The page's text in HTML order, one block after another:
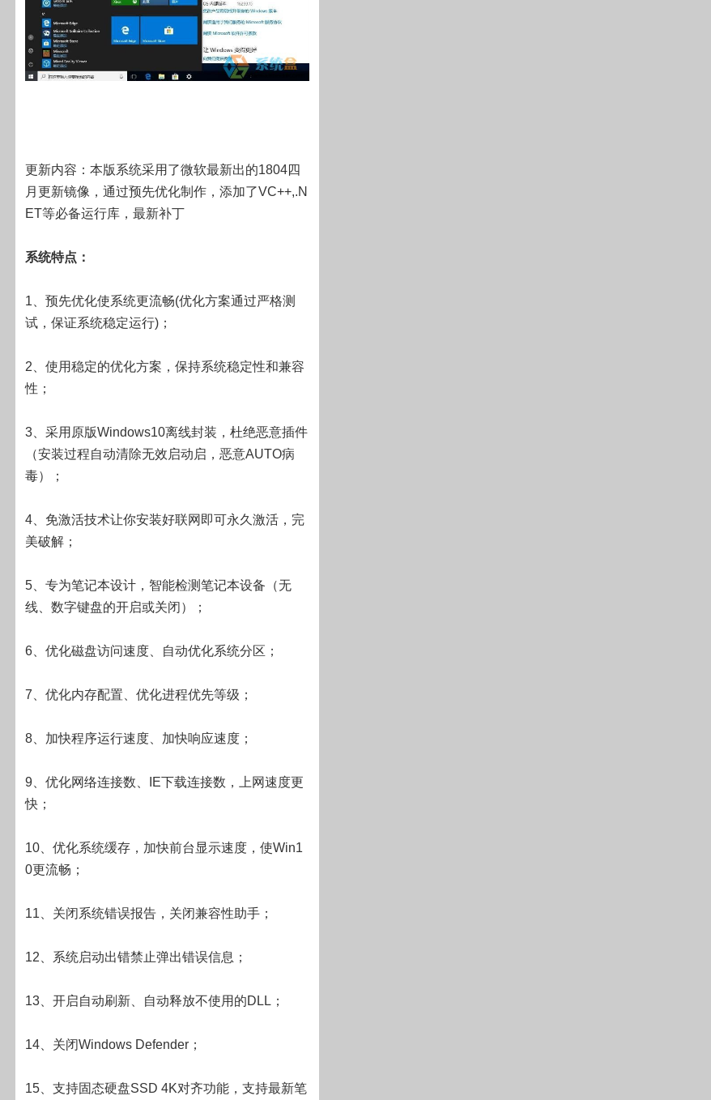
更新内容：本版系统采用了微软最新出的1804四
月更新镜像，通过预先优化制作，添加了VC++,.N
ET等必备运行库，最新补丁
系统特点：
1、预先优化使系统更流畅(优化方案通过严格测
试，保证系统稳定运行)；
2、使用稳定的优化方案，保持系统稳定性和兼容
性；
3、采用原版Windows10离线封装，杜绝恶意插件
（安装过程自动清除无效启动启，恶意AUTO病
毒）；
4、免激活技术让你安装好联网即可永久激活，完
美破解；
5、专为笔记本设计，智能检测笔记本设备（无
线、数字键盘的开启或关闭）；
6、优化磁盘访问速度、自动优化系统分区；
7、优化内存配置、优化进程优先等级；
8、加快程序运行速度、加快响应速度；
9、优化网络连接数、IE下载连接数，上网速度更
快；
10、优化系统缓存，加快前台显示速度，使Win1
0更流畅；
11、关闭系统错误报告，关闭兼容性助手；
12、系统启动出错禁止弹出错误信息；
13、开启自动刷新、自动释放不使用的DLL；
14、关闭Windows Defender；
15、支持固态硬盘SSD 4K对齐功能，支持最新笔